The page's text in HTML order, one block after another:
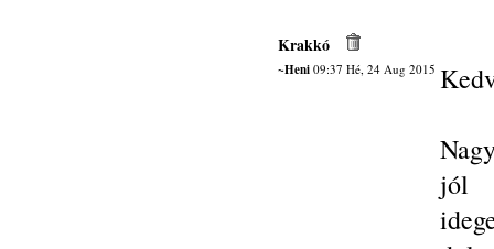
Krakkó
~Heni09:37 Hé, 24 Aug 2015
jól